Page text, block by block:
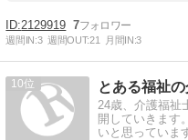
2129919 7
週間IN:3 週間OUT:21 月間IN:3
10 とある福祉
24歳、介護福祉
開していきます
いと思っていま